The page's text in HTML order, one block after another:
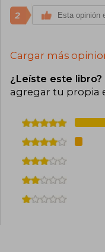
2 Esta opinión
Cargar más
¿Leíste este libro?
agregar tu propia